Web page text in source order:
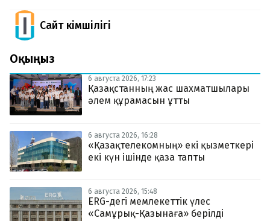
Сайт Әкімшілігі
Оқыңыз
6 августа 2026, 17:23
Қазақстанның жас шахматшылары
әлем құрамасын ұтты
6 августа 2026, 16:28
«Қазақтелекомның» екі қызметкері
екі күн ішінде қаза тапты
6 августа 2026, 15:48
ERG-дегі мемлекеттік үлес
«Самұрық-Қазынаға» берілді